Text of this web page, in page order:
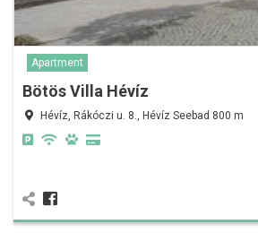
Apartment
Bötös Villa Hévíz
Hévíz, Rákóczi u. 8., Hévíz Seebad 800 m